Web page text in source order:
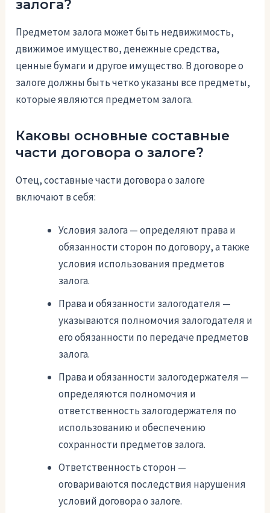
залога?
Предметом залога может быть недвижимость,
движимое имущество, денежные средства,
ценные бумаги и другое имущество. В договоре о
залоге должны быть четко указаны все предметы,
которые являются предметом залога.
Каковы основные составные
части договора о залоге?
Отец, составные части договора о залоге
включают в себя:
Условия залога — определяют права и
обязанности сторон по договору, а также
условия использования предметов
залога.
Права и обязанности залогодателя —
указываются полномочия залогодателя и
его обязанности по передаче предметов
залога.
Права и обязанности залогодержателя —
определяются полномочия и
ответственность залогодержателя по
использованию и обеспечению
сохранности предметов залога.
Ответственность сторон —
оговариваются последствия нарушения
условий договора о залоге.